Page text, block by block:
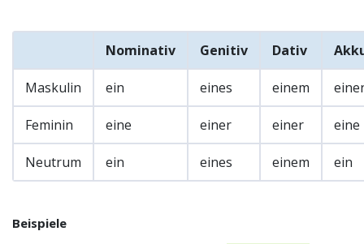
Nominativ Genitiv Dativ
Maskulin ein eines einem
Feminin eine einer einer eine
Neutrum ein eines einem ein
Beispiele